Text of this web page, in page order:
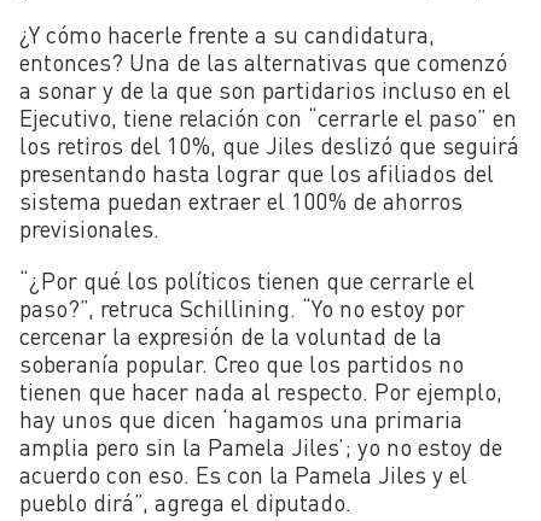
¿Y cómo hacerle frente a su candidatura,
entonces? Una de las alternativas que comenzó
a sonar y de la que son partidarios incluso en el
Ejecutivo, tiene relación con “cerrarle el paso” en
los retiros del 10%, que Jiles deslizó que seguirá
presentando hasta lograr que los afiliados del
sistema puedan extraer el 100% de ahorros
previsionales.
“¿Por qué los políticos tienen que cerrarle el
paso?”, retruca Schillining. “Yo no estoy por
cercenar la expresión de la voluntad de la
soberanía popular. Creo que los partidos no
tienen que hacer nada al respecto. Por ejemplo,
hay unos que dicen ‘hagamos una primaria
amplia pero sin la Pamela Jiles’; yo no estoy de
acuerdo con eso. Es con la Pamela Jiles y el
pueblo dirá”, agrega el diputado.